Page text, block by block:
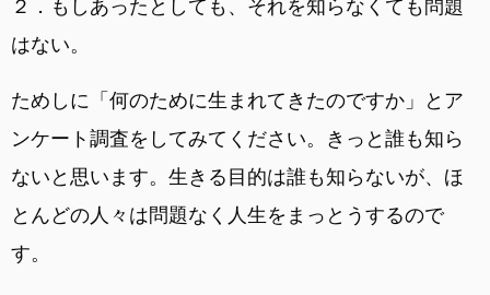
２．もしあったとしても、それを知らなくても問題
はない。
ためしに「何のために生まれてきたのですか」とア
ンケート調査をしてみてください。きっと誰も知ら
ないと思います。生きる目的は誰も知らないが、ほ
とんどの人々は問題なく人生をまっとうするので
す。